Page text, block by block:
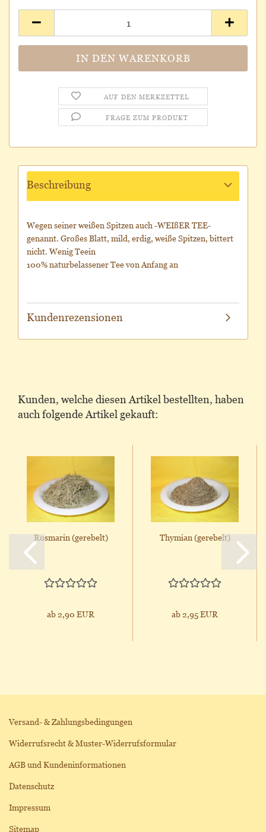
AUF DEN MERKZETTEL
FRAGE ZUM PRODUKT
Beschreibung
Wegen seiner weißen Spitzen auch -WEIßER TEE-
genannt. Großes Blatt, mild, erdig, weiße Spitzen, bittert
nicht. Wenig Teein
100% naturbelassener Tee von Anfang an
Kundenrezensionen
Kunden, welche diesen Artikel bestellten, haben
auch folgende Artikel gekauft:
Rosmarin (gerebelt)
ab 2,90 EUR
Thymian (gerebelt)
ab 2,95 EUR
Versand- & Zahlungsbedingungen
Widerrufsrecht & Muster-Widerrufsformular
AGB und Kundeninformationen
Datenschutz
Impressum
Sitemap